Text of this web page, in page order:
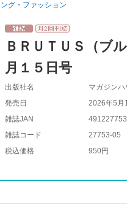
グ・ファッション
ＢＲＵＴＵＳ（ブ
月１５日号
出版社名
マガジンハ
発売日
2026年5月
雑誌JAN
雑誌コード
27753-05
税込価格
950円